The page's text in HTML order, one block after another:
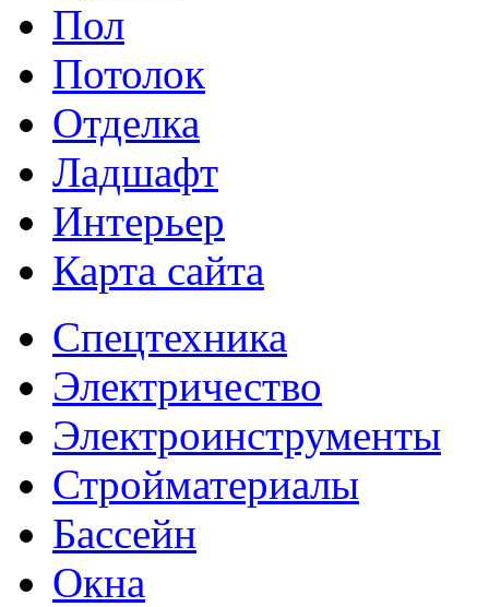
Пол
Потолок
Отделка
Ладшафт
Интерьер
Карта сайта
Спецтехника
Электричество
Электроинструменты
Стройматериалы
Бассейн
Окна